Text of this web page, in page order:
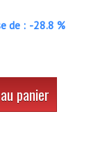
de : -28.8 %
panier